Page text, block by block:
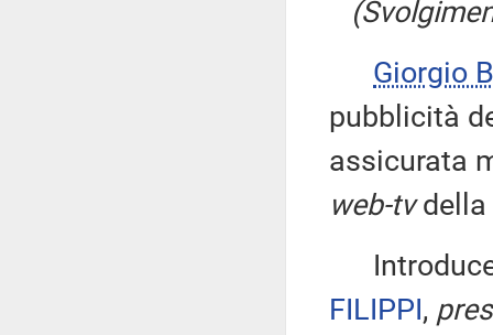
Giorgio
pubblicità
assicurata
web-tvdella
Introduce
FILIPPI,